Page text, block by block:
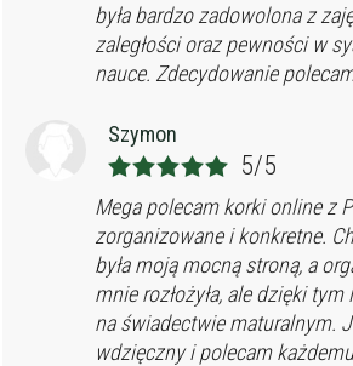
była bardzo zadowolona z
zaległości oraz pewności w
nauce. Zdecydowanie
Szymon
5/5
Mega polecam korki online z
zorganizowane i konkretne.
była moją mocną stroną, a
mnie rozłożyła, ale dzięki
na świadectwie maturalnym.
wdzięczny i polecam